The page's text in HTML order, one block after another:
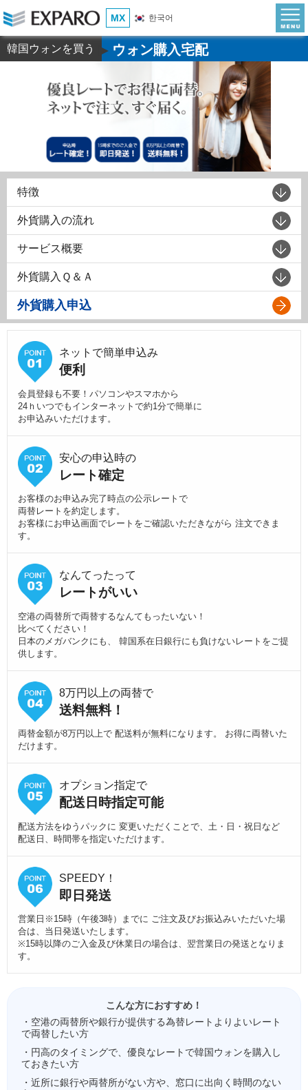
MX 한국어
韓国ウォンを買う ▶ウォン購入宅配
特徴
外貨購入の流れ
サービス概要
外貨購入Ｑ＆Ａ
外貨購入申込
ネットで簡単申込み
便利
会員登録も不要！パソコンやスマホから
24ｈいつでもインターネットで約1分で簡単に
お申込みいただけます。
安心の申込時の
レート確定
お客様のお申込み完了時点の公示レートで
両替レートを約定します。
お客様にお申込画面でレートをご確認いただきながら 注文できま
す。
なんてったって
レートがいい
空港の両替所で両替するなんてもったいない！
比べてください！
日本のメガバンクにも、 韓国系在日銀行にも負けないレートをご提
供します。
8万円以上の両替で
送料無料！
両替金額が8万円以上で 配送料が無料になります。 お得に両替いた
だけます。
オプション指定で
配送日時指定可能
配送方法をゆうパックに 変更いただくことで、土・日・祝日など
配送日、時間帯を指定いただけます。
SPEEDY！
即日発送
営業日※15時（午後3時）までに ご注文及びお振込みいただいた場
合は、当日発送いたします。
※15時以降のご入金及び休業日の場合は、翌営業日の発送となりま
す。
こんな方におすすめ！
・空港の両替所や銀行が提供する為替レートよりよいレート
で両替したい方
・円高のタイミングで、優良なレートで韓国ウォンを購入し
ておきたい方
・近所に銀行や両替所がない方や、窓口に出向く時間のない